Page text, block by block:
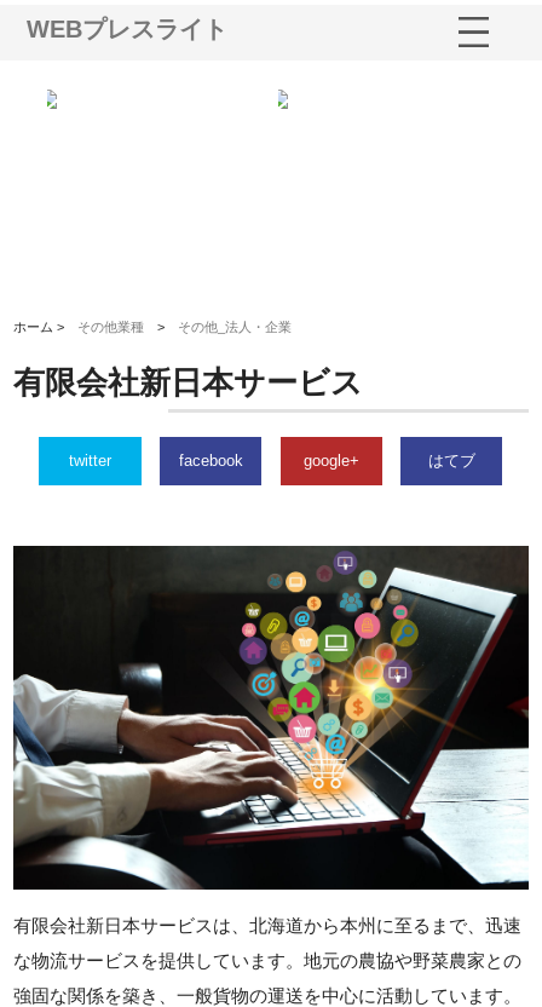
WEBプレスライト
ホーム > その他業種 > その他_法人・企業
有限会社新日本サービス
twitter facebook google+ はてブ
有限会社新日本サービスは、北海道から本州に至るまで、迅速
な物流サービスを提供しています。地元の農協や野菜農家との
強固な関係を築き、一般貨物の運送を中心に活動しています。